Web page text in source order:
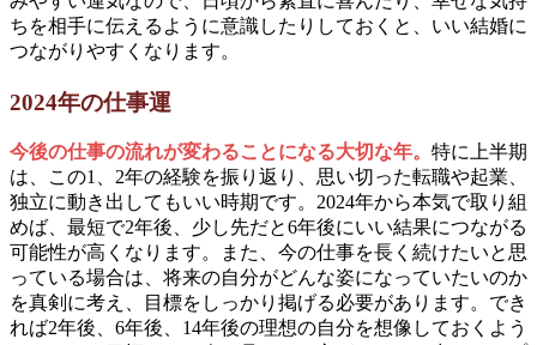
ちを相手に伝えるように意識したりしておくと、いい結婚に
つながりやすくなります。
2024年の仕事運
今後の仕事の流れが変わることになる大切な年。 特に上半期
は、この1、2年の経験を振り返り、思い切った転職や起業、
独立に動き出してもいい時期です。2024年から本気で取り組
めば、最短で2年後、少し先だと6年後にいい結果につながる
可能性が高くなります。また、今の仕事を長く続けたいと思
っている場合は、将来の自分がどんな姿になっていたいのか
を真剣に考え、目標をしっかり掲げる必要があります。でき
れば2年後、6年後、14年後の理想の自分を想像しておくよう